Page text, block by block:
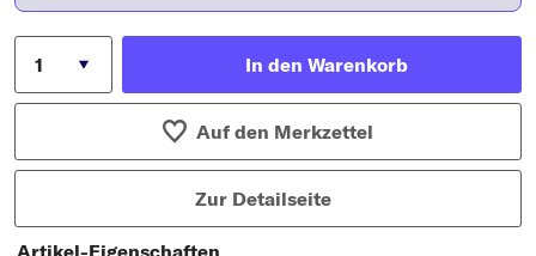
In den Warenkorb
Auf den Merkzettel
Zur Detailseite